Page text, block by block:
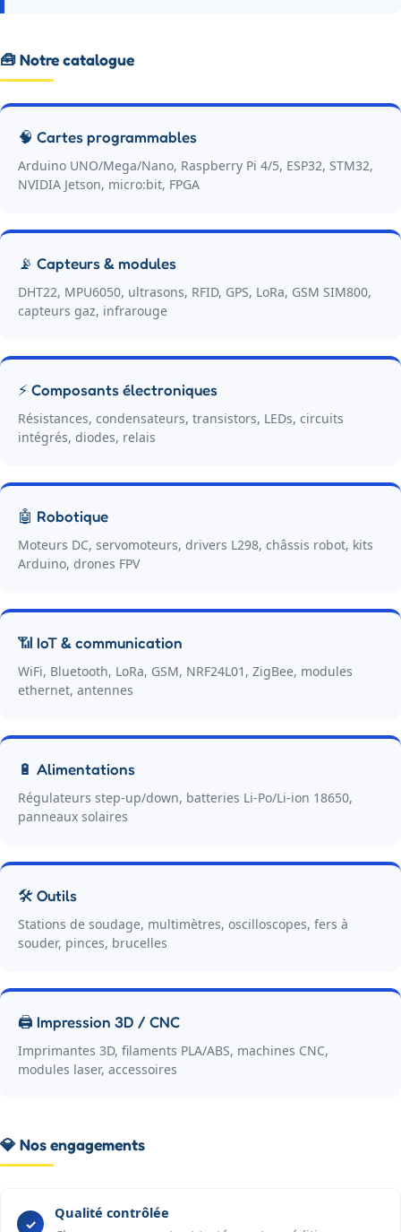
🧰 Notre catalogue
🧠 Cartes programmables
Arduino UNO/Mega/Nano, Raspberry Pi 4/5, ESP32, STM32,
NVIDIA Jetson, micro:bit, FPGA
📡 Capteurs & modules
DHT22, MPU6050, ultrasons, RFID, GPS, LoRa, GSM SIM800,
capteurs gaz, infrarouge
⚡ Composants électroniques
Résistances, condensateurs, transistors, LEDs, circuits
intégrés, diodes, relais
🤖 Robotique
Moteurs DC, servomoteurs, drivers L298, châssis robot, kits
Arduino, drones FPV
📶 IoT & communication
WiFi, Bluetooth, LoRa, GSM, NRF24L01, ZigBee, modules
ethernet, antennes
🔋 Alimentations
Régulateurs step-up/down, batteries Li-Po/Li-ion 18650,
panneaux solaires
🛠️ Outils
Stations de soudage, multimètres, oscilloscopes, fers à
souder, pinces, brucelles
🖨️ Impression 3D / CNC
Imprimantes 3D, filaments PLA/ABS, machines CNC,
modules laser, accessoires
💎 Nos engagements
Qualité contrôlée